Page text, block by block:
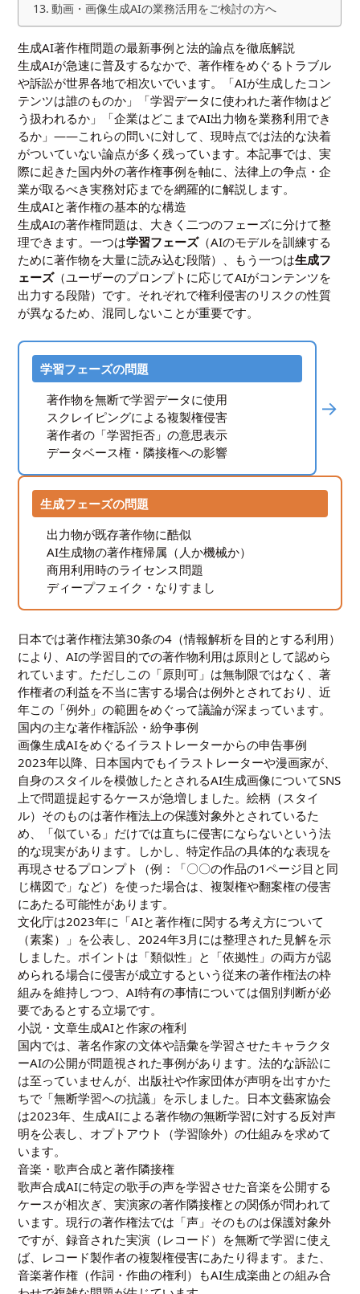
動画・画像生成AIの業務活用をご検討の方へ
生成AI著作権問題の最新事例と法的論点を徹底解説
生成AIが急速に普及するなかで、著作権をめぐるトラブル
や訴訟が世界各地で相次いでいます。「AIが生成したコン
テンツは誰のものか」「学習データに使われた著作物はど
う扱われるか」「企業はどこまでAI出力物を業務利用でき
るか」——これらの問いに対して、現時点では法的な決着
がついていない論点が多く残っています。本記事では、実
際に起きた国内外の著作権事例を軸に、法律上の争点・企
業が取るべき実務対応までを網羅的に解説します。
生成AIと著作権の基本的な構造
生成AIの著作権問題は、大きく二つのフェーズに分けて整
理できます。一つは学習フェーズ（AIのモデルを訓練する
ために著作物を大量に読み込む段階）、もう一つは生成フ
ェーズ（ユーザーのプロンプトに応じてAIがコンテンツを
出力する段階）です。それぞれで権利侵害のリスクの性質
が異なるため、混同しないことが重要です。
学習フェーズの問題
著作物を無断で学習データに使用
スクレイピングによる複製権侵害
著作者の「学習拒否」の意思表示
データベース権・隣接権への影響
→
生成フェーズの問題
出力物が既存著作物に酷似
AI生成物の著作権帰属（人か機械か）
商用利用時のライセンス問題
ディープフェイク・なりすまし
日本では著作権法第30条の4（情報解析を目的とする利用）
により、AIの学習目的での著作物利用は原則として認めら
れています。ただしこの「原則可」は無制限ではなく、著
作権者の利益を不当に害する場合は例外とされており、近
年この「例外」の範囲をめぐって議論が深まっています。
国内の主な著作権訴訟・紛争事例
画像生成AIをめぐるイラストレーターからの申告事例
2023年以降、日本国内でもイラストレーターや漫画家が、
自身のスタイルを模倣したとされるAI生成画像についてSNS
上で問題提起するケースが急増しました。絵柄（スタイ
ル）そのものは著作権法上の保護対象外とされているた
め、「似ている」だけでは直ちに侵害にならないという法
的な現実があります。しかし、特定作品の具体的な表現を
再現させるプロンプト（例：「〇〇の作品の1ページ目と同
じ構図で」など）を使った場合は、複製権や翻案権の侵害
にあたる可能性があります。
文化庁は2023年に「AIと著作権に関する考え方について
（素案）」を公表し、2024年3月には整理された見解を示
しました。ポイントは「類似性」と「依拠性」の両方が認
められる場合に侵害が成立するという従来の著作権法の枠
組みを維持しつつ、AI特有の事情については個別判断が必
要であるとする立場です。
小説・文章生成AIと作家の権利
国内では、著名作家の文体や語彙を学習させたキャラクタ
ーAIの公開が問題視された事例があります。法的な訴訟に
は至っていませんが、出版社や作家団体が声明を出すかた
ちで「無断学習への抗議」を示しました。日本文藝家協会
は2023年、生成AIによる著作物の無断学習に対する反対声
明を公表し、オプトアウト（学習除外）の仕組みを求めて
います。
音楽・歌声合成と著作隣接権
歌声合成AIに特定の歌手の声を学習させた音楽を公開する
ケースが相次ぎ、実演家の著作隣接権との関係が問われて
います。現行の著作権法では「声」そのものは保護対象外
ですが、録音された実演（レコード）を無断で学習に使え
ば、レコード製作者の複製権侵害にあたり得ます。また、
音楽著作権（作詞・作曲の権利）もAI生成楽曲との組み合